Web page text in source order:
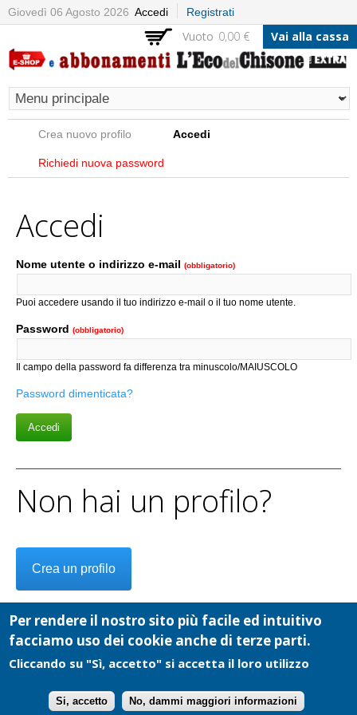
Salta al
contenuto
principale
Giovedì 06 Agosto 2026 Accedi Registrati
Vuoto 0,00 € Vai alla cassa
Schede primarie
Crea nuovo profilo Accedi
Richiedi nuova password
Accedi
Nome utente o indirizzo e-mail (obbligatorio)
Puoi accedere usando il tuo indirizzo e-mail o il tuo nome utente.
Password (obbligatorio)
Il campo della password fa differenza tra minuscolo/MAIUSCOLO
Password dimenticata?
Non hai un profilo?
Crea un profilo
2026 - Tutti i diritti riservati -info@ecodelchisone.it-Privacy
Per rendere il nostro sito più facile ed intuitivo
facciamo uso dei cookie anche di terze parti.
Cliccando su "Sì, accetto" si accetta il loro utilizzo
Si, accetto No, dammi maggiori informazioni